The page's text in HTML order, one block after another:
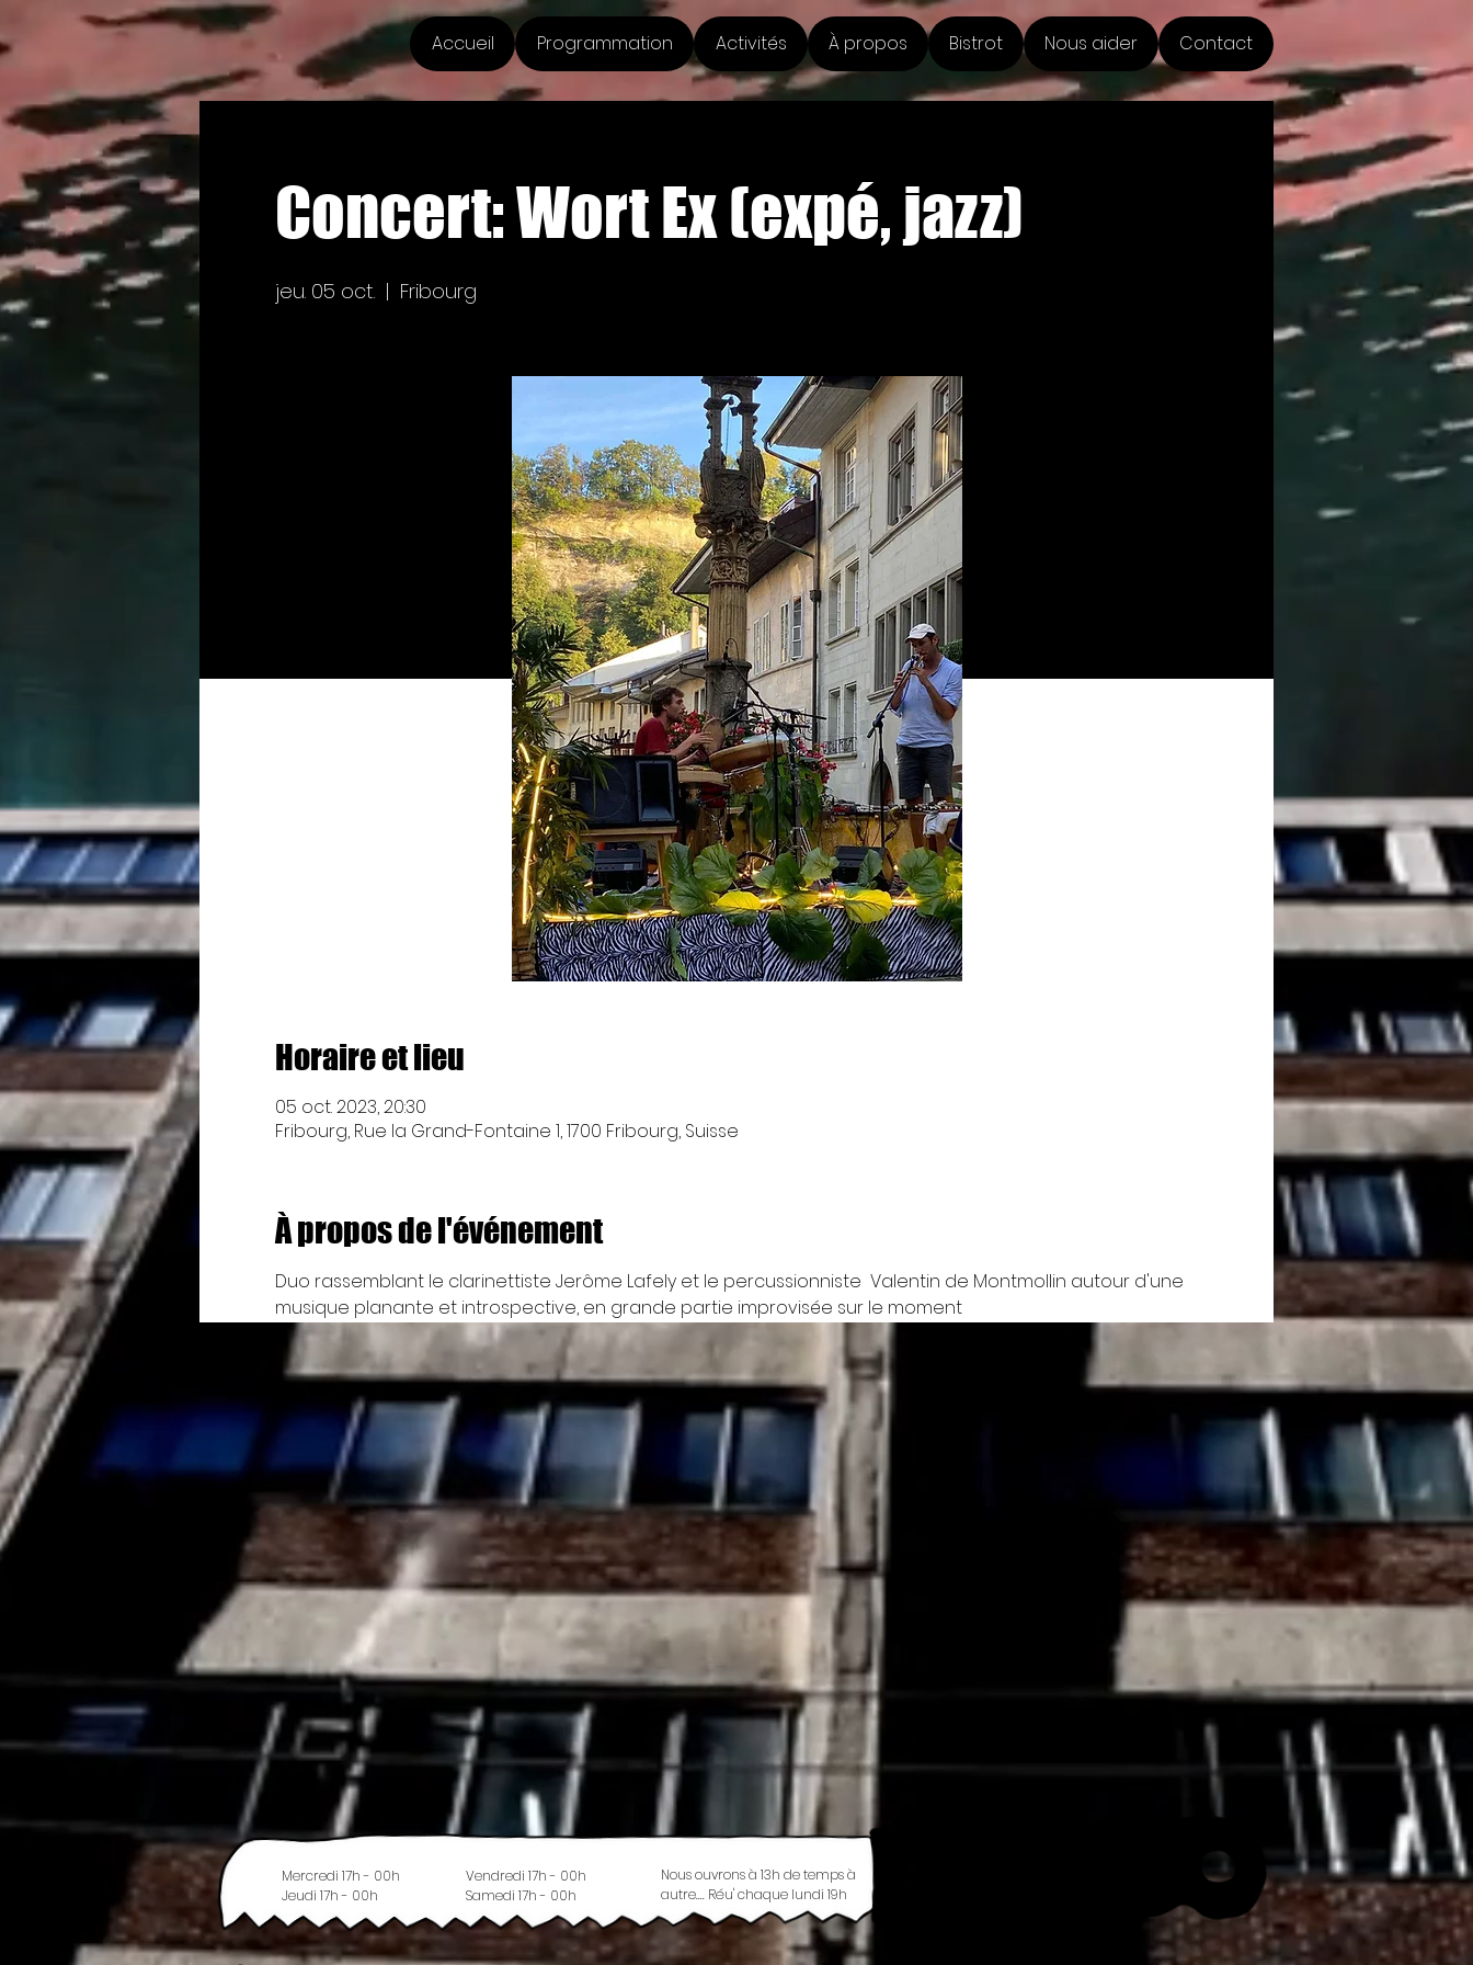
Accueil Programmation Activités À propos Bistrot Nous aider Contact
Concert: Wort Ex (expé, jazz)
jeu. 05 oct.
  |
Fribourg
Horaire et lieu
05 oct. 2023, 20:30
Fribourg, Rue la Grand-Fontaine 1, 1700 Fribourg, Suisse
À propos de l'événement
Duo rassemblant le clarinettiste Jerôme Lafely et le percussionniste  Valentin de Montmollin autour d'une
musique planante et introspective, en grande partie improvisée sur le moment
Mercredi 17h - 00h
Jeudi 17h - 00h
Vendredi 17h - 00h
Samedi 17h - 00h
Nous ouvrons à 13h de temps à
autre.... Réu' chaque lundi 19h